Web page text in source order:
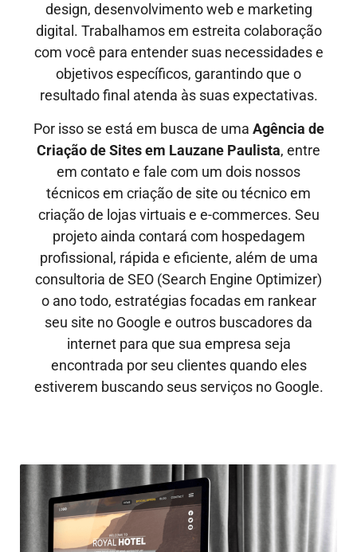
design, desenvolvimento web e marketing
digital. Trabalhamos em estreita colaboração
com você para entender suas necessidades e
objetivos específicos, garantindo que o
resultado final atenda às suas expectativas.
Por isso se está em busca de uma Agência de
Criação de Sites em Lauzane Paulista, entre
em contato e fale com um dois nossos
técnicos em criação de site ou técnico em
criação de lojas virtuais e e-commerces. Seu
projeto ainda contará com hospedagem
profissional, rápida e eficiente, além de uma
consultoria de SEO (Search Engine Optimizer)
o ano todo, estratégias focadas em rankear
seu site no Google e outros buscadores da
internet para que sua empresa seja
encontrada por seu clientes quando eles
estiverem buscando seus serviços no Google.